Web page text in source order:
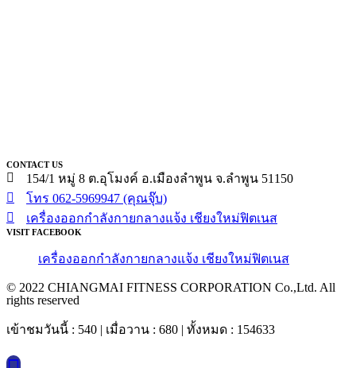
CONTACT US
154/1 หมู่ 8 ต.อุโมงค์ อ.เมืองลำพูน จ.ลำพูน 51150
โทร 062-5969947 (คุณจุ๊บ)
เครื่องออกกำลังกายกลางแจ้ง เชียงใหม่ฟิตเนส
VISIT FACEBOOK
เครื่องออกกำลังกายกลางแจ้ง เชียงใหม่ฟิตเนส
© 2022 CHIANGMAI FITNESS CORPORATION Co.,Ltd. All
rights reserved
เข้าชมวันนี้ : 540 | เมื่อวาน : 680 | ทั้งหมด : 154633